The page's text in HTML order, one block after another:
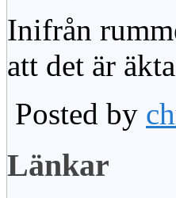
Inifrån
att det är
Posted by
Länkar